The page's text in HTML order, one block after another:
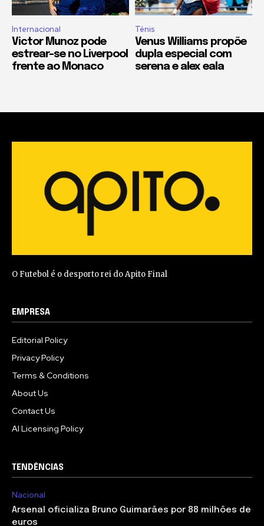
Internacional
Victor Munoz pode
estrear-se no Liverpool
frente ao Monaco
Ténis
Venus Williams propõe
dupla especial com
serena e alex eala
O Futebol é o desporto rei do Apito Final
EMPRESA
Editorial Policy
Privacy Policy
Terms & Conditions
About Us
Contact Us
AI Licensing Policy
TENDÊNCIAS
Nacional
Arsenal oficializa Bruno Guimarães por 88 milhões de
euros